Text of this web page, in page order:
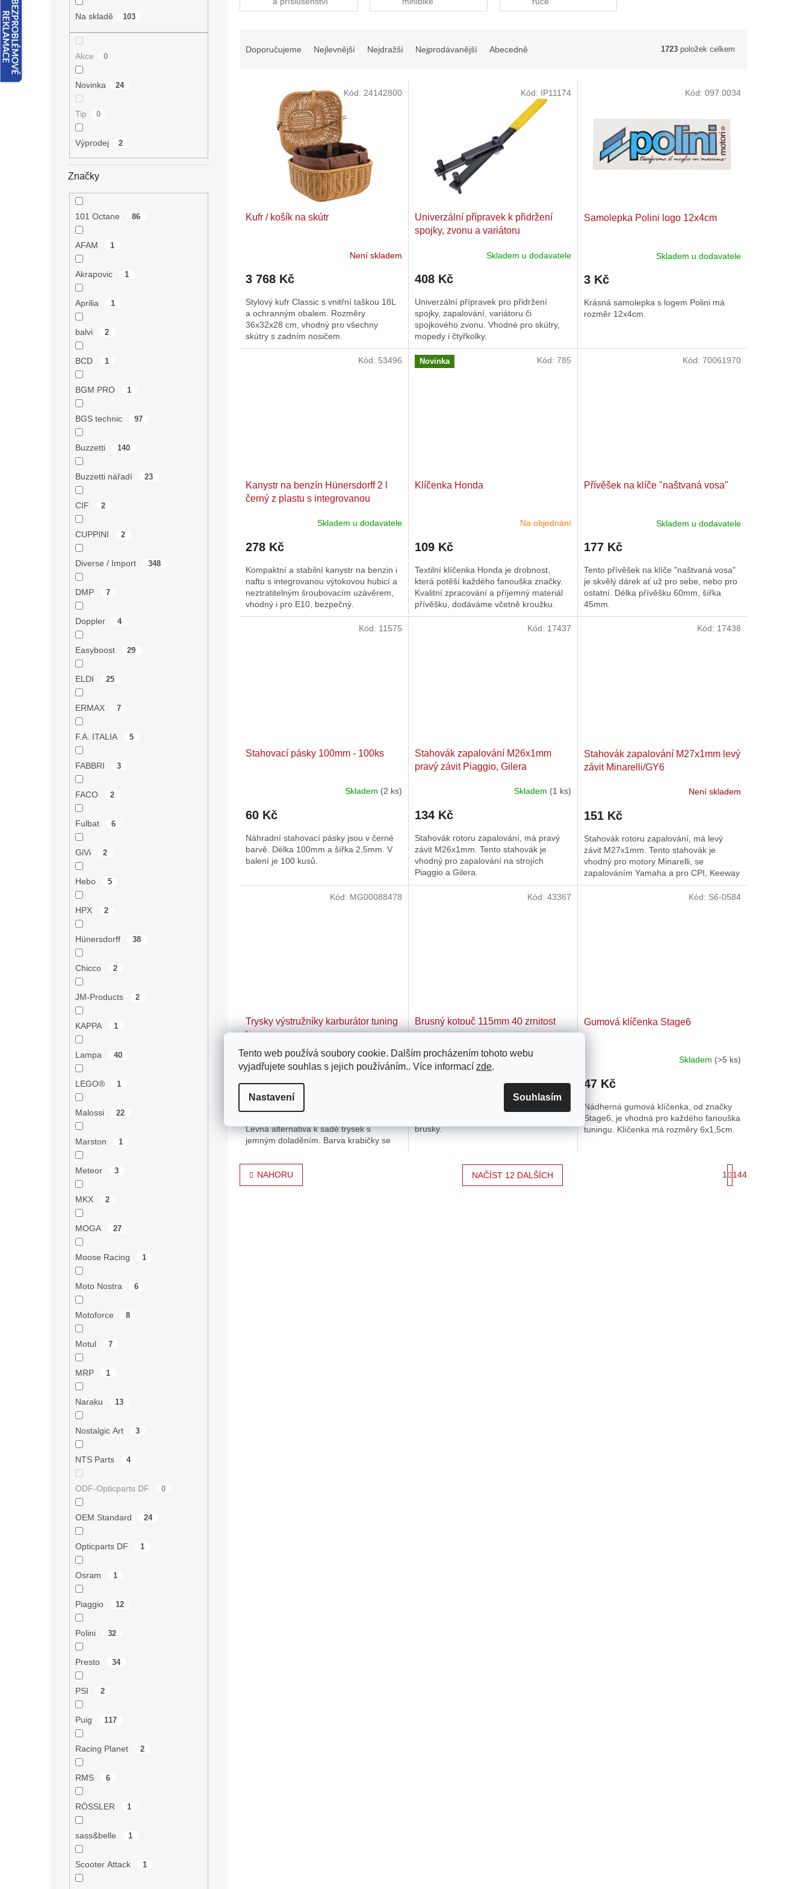
Tento web používá soubory cookie. Dalším procházením tohoto webu
vyjadřujete souhlas s jejich používáním.. Více informací zde.
Nastavení Souhlasím
Na skladě 103
Akce 0
Novinka 24
Tip 0
Výprodej 2
Značky
101 Octane 86
AFAM 1
Akrapovic 1
Aprilia 1
balvi 2
BCD 1
BGM PRO 1
BGS technic 97
Buzzetti 140
Buzzetti nářadí 23
CIF 2
CUPPINI 2
Diverse / Import 348
DMP 7
Doppler 4
Easyboost 29
ELDI 25
ERMAX 7
F.A. ITALIA 5
FABBRI 3
FACO 2
Fulbat 6
GiVi 2
Hebo 5
HPX 2
Hünersdorff 38
Chicco 2
JM-Products 2
KAPPA 1
Lampa 40
LEGO® 1
Malossi 22
Marston 1
Meteor 3
MKX 2
MOGA 27
Moose Racing 1
Moto Nostra 6
Motoforce 8
Motul 7
MRP 1
Naraku 13
Nostalgic Art 3
NTS Parts 4
ODF-Opticparts DF 0
OEM Standard 24
Opticparts DF 1
Osram 1
Piaggio 12
Polini 32
Presto 34
PSI 2
Puig 117
Racing Planet 2
RMS 6
RÖSSLER 1
sass&belle 1
Scooter Attack 1
Doporučujeme Nejlevnější Nejdražší Nejprodávanější Abecedně 1723 položek celkem
Kufr / košík na skútr
Není skladem
3 768 Kč
Stylový kufr Classic s vnitřní taškou 18L
a ochranným obalem. Rozměry
36x32x28 cm, vhodný pro všechny
skútry s zadním nosičem.
Kód: 24142800
Univerzální přípravek k přidržení
spojky, zvonu a variátoru
produktu
4,0
z
5
hvězdiček.
Skladem u dodavatele
408 Kč
Univerzální přípravek pro přidržení
spojky, zapalování, variátoru či
spojkového zvonu. Vhodné pro skútry,
mopedy i čtyřkolky.
Kód: IP11174
Samolepka Polini logo 12x4cm
Skladem u dodavatele
3 Kč
Krásná samolepka s logem Polini má
rozměr 12x4cm.
Kód: 097.0034
Kanystr na benzín Hünersdorff 2 l
černý z plastu s integrovanou
Skladem u dodavatele
278 Kč
Kompaktní a stabilní kanystr na benzin i
naftu s integrovanou výtokovou hubicí a
neztratitelným šroubovacím uzávěrem,
vhodný i pro E10, bezpečný.
Kód: 53496 Novinka
Klíčenka Honda
Na objednání
109 Kč
Textilní klíčenka Honda je drobnost,
která potěší každého fanouška značky.
Kvalitní zpracování a příjemný materiál
přívěšku, dodáváme včetně kroužku.
Kód: 785
Přívěšek na klíče "naštvaná vosa"
Skladem u dodavatele
177 Kč
Tento přívěšek na klíče "naštvaná vosa"
je skvělý dárek ať už pro sebe, nebo pro
ostatní. Délka přívěšku 60mm, šířka
45mm.
Kód: 70061970
Stahovací pásky 100mm - 100ks
Skladem (2 ks)
60 Kč
Náhradní stahovací pásky jsou v černé
barvě. Délka 100mm a šířka 2,5mm. V
balení je 100 kusů.
Kód: 11575
Stahovák zapalování M26x1mm
pravý závit Piaggio, Gilera
produktu
4,0
z
5
hvězdiček.
Skladem (1 ks)
134 Kč
Stahovák rotoru zapalování, má pravý
závit M26x1mm. Tento stahovák je
vhodný pro zapalování na strojích
Piaggio a Gilera.
Kód: 17437
Stahovák zapalování M27x1mm levý
závit Minarelli/GY6
Není skladem
151 Kč
Stahovák rotoru zapalování, má levý
závit M27x1mm. Tento stahovák je
vhodný pro motory Minarelli, se
zapalováním Yamaha a pro CPI, Keeway
a další čínské 2T repliky motoru...
Kód: 17438
Trysky výstružníky karburátor tuning
box
Skladem u dodavatele
159 Kč
Levná alternativa k sadě trysek s
jemným doladěním. Barva krabičky se
Kód: MG00088478
Brusný kotouč 115mm 40 zrnitost
Skladem
brusky.
Kód: 43367
Gumová klíčenka Stage6
Skladem (>5 ks)
47 Kč
Nádherná gumová klíčenka, od značky
Stage6, je vhodná pro každého fanouška
tuningu. Klíčenka má rozměry 6x1,5cm.
Kód: S6-0584
NAČÍST 12 DALŠÍCH
t
1 144
NAHORU